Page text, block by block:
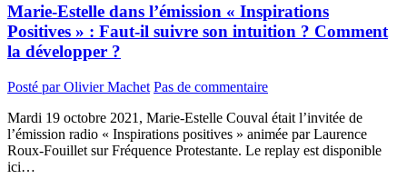
Marie-Estelle dans l’émission « Inspirations
Positives » : Faut-il suivre son intuition ? Comment
la développer ?
Posté par Olivier Machet Pas de commentaire
Mardi 19 octobre 2021, Marie-Estelle Couval était l’invitée de
l’émission radio « Inspirations positives » animée par Laurence
Roux-Fouillet sur Fréquence Protestante. Le replay est disponible
ici…